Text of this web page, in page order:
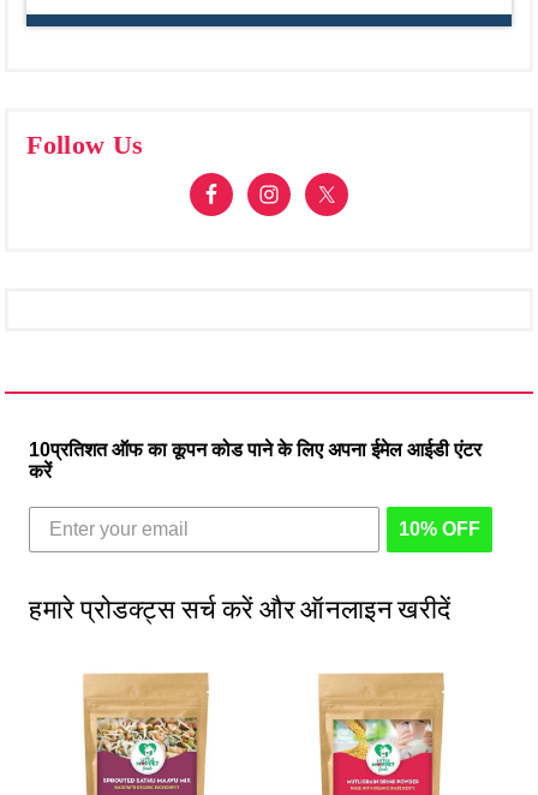
Follow Us
10प्रतिशत ऑफ का कूपन कोड पाने के लिए अपना ईमेल आईडी एंटर
करें
10% OFF
हमारे प्रोडक्ट्स सर्च करें और ऑनलाइन खरीदें